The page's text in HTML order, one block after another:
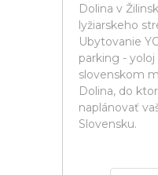
Dolina v
lyžiarskeho
Ubytovanie
parking - yoloj
slovenskom
Dolina, do
naplánovať
Slovensku.